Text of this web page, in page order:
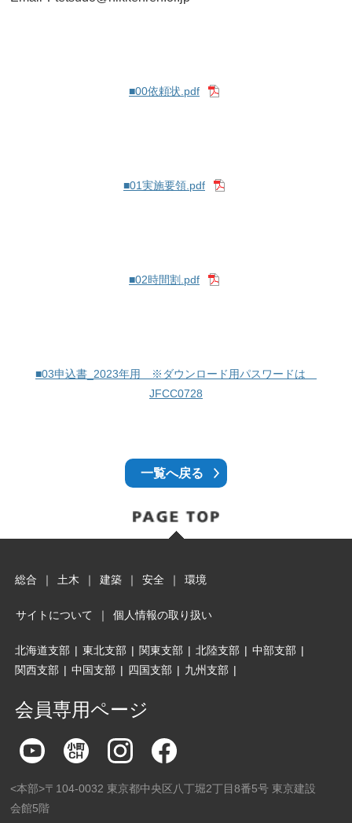
■00依頼状.pdf
■01実施要領.pdf
■02時間割.pdf
■03申込書_2023年用 ※ダウンロード用パスワードは
JFCC0728
一覧へ戻る
総合 ｜ 土木 ｜ 建築 ｜ 安全 ｜ 環境
サイトについて ｜ 個人情報の取り扱い
北海道支部 | 東北支部 | 関東支部 | 北陸支部 | 中部支部 |
関西支部 | 中国支部 | 四国支部 | 九州支部 |
会員専用ページ
<本部>〒104-0032 東京都中央区八丁堀2丁目8番5号 東京建設
会館5階